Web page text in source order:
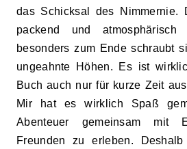
das Schicksal des Nimmernie.
packend und
besonders zum Ende schraubt
ungeahnte Höhen. Es ist
Buch auch nur für kurze Zeit
Mir
hat es wirklich Spaß
Abenteuer gemeinsam mit
Freunden zu erleben.